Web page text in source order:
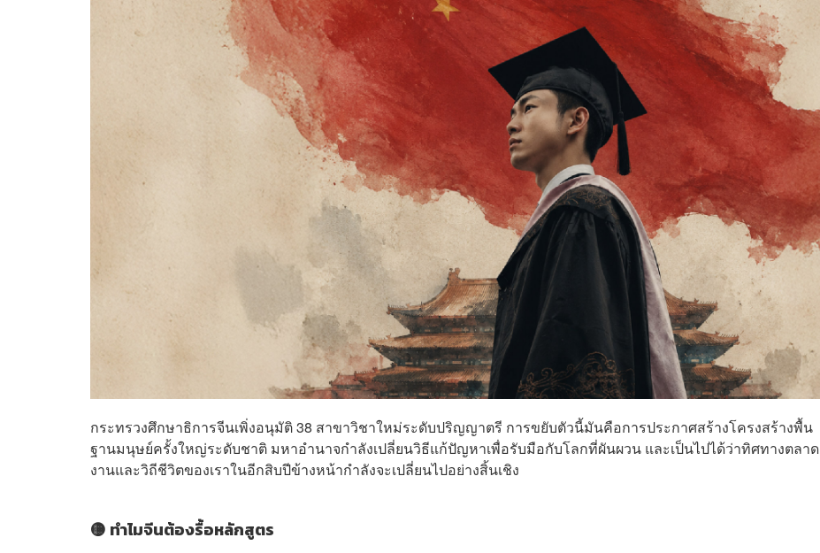
กระทรวงศึกษาธิการจีนเพิ่งอนุมัติ 38 สาขาวิชาใหม่ระดับปริญญาตรี การขยับตัวนี้มันคือการประกาศสร้างโครงสร้างพื้น
ฐานมนุษย์ครั้งใหญ่ระดับชาติ มหาอำนาจกำลังเปลี่ยนวิธีแก้ปัญหาเพื่อรับมือกับโลกที่ผันผวน และเป็นไปได้ว่าทิศทางตลาด
งานและวิถีชีวิตของเราในอีกสิบปีข้างหน้ากำลังจะเปลี่ยนไปอย่างสิ้นเชิง
🟡 ทำไมจีนต้องรื้อหลักสูตร